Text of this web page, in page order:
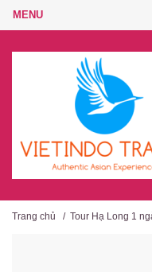
Trang chủ / Tour Hạ Long 1